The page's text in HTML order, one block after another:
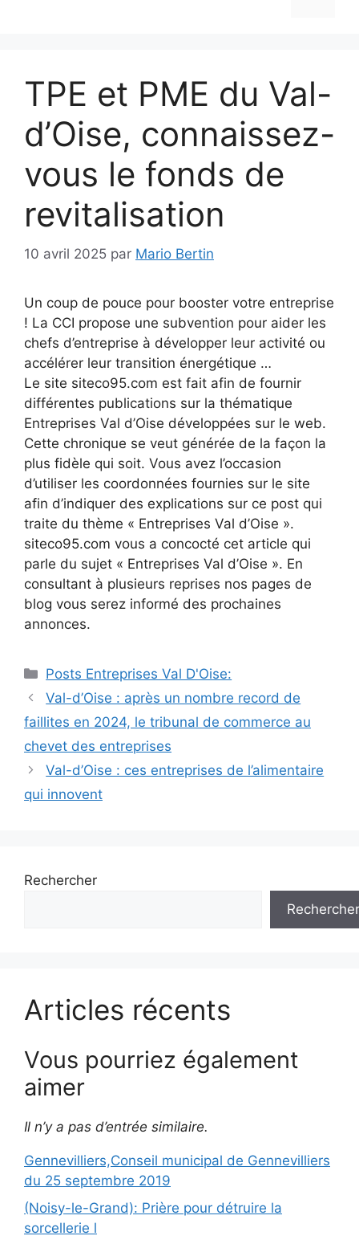
TPE et PME du Val-
d’Oise, connaissez-
vous le fonds de
revitalisation
10 avril 2025 par Mario Bertin
Un coup de pouce pour booster votre entreprise
! La CCI propose une subvention pour aider les
chefs d’entreprise à développer leur activité ou
accélérer leur transition énergétique …
Le site siteco95.com est fait afin de fournir
différentes publications sur la thématique
Entreprises Val d’Oise développées sur le web.
Cette chronique se veut générée de la façon la
plus fidèle qui soit. Vous avez l’occasion
d’utiliser les coordonnées fournies sur le site
afin d’indiquer des explications sur ce post qui
traite du thème « Entreprises Val d’Oise ».
siteco95.com vous a concocté cet article qui
parle du sujet « Entreprises Val d’Oise ». En
consultant à plusieurs reprises nos pages de
blog vous serez informé des prochaines
annonces.
Catégories
Posts Entreprises Val D'Oise:
Navigation
des
Val-d’Oise : après un nombre record de
faillites en 2024, le tribunal de commerce au
chevet des entreprises
Val-d’Oise : ces entreprises de l’alimentaire
qui innovent
Rechercher
Rechercher
Articles récents
Vous pourriez également
aimer
Il n’y a pas d’entrée similaire.
Gennevilliers,Conseil municipal de Gennevilliers
du 25 septembre 2019
(Noisy-le-Grand): Prière pour détruire la
sorcellerie l